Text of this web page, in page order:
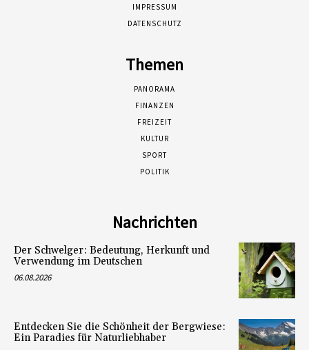
IMPRESSUM
DATENSCHUTZ
Themen
PANORAMA
FINANZEN
FREIZEIT
KULTUR
SPORT
POLITIK
Nachrichten
Der Schwelger: Bedeutung, Herkunft und
Verwendung im Deutschen
06.08.2026
Entdecken Sie die Schönheit der Bergwiese:
Ein Paradies für Naturliebhaber